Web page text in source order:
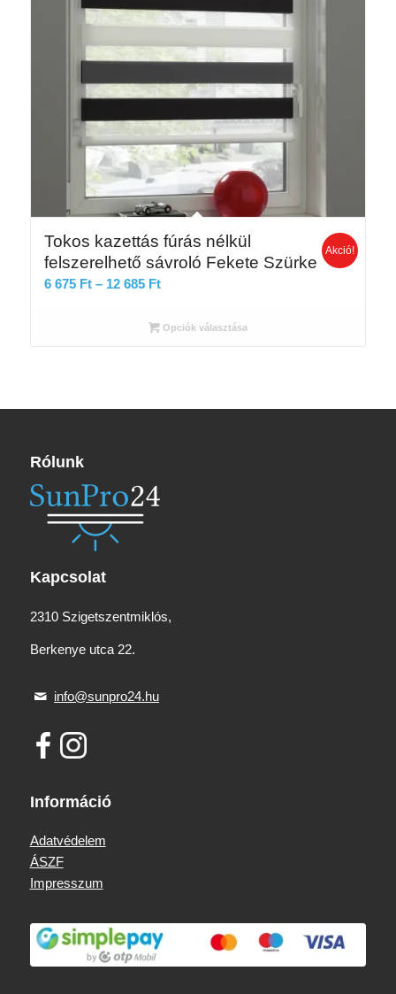
Tokos kazettás fúrás nélkül
felszerelhető sávroló Fekete Szürke
6 675 Ft – 12 685 FtÁrtartomány:
675 Ft
Akció!
Opciók választása
Rólunk
Kapcsolat
2310 Szigetszentmiklós,
Berkenye utca 22.
info@sunpro24.hu
Információ
Adatvédelem
ÁSZF
Impresszum